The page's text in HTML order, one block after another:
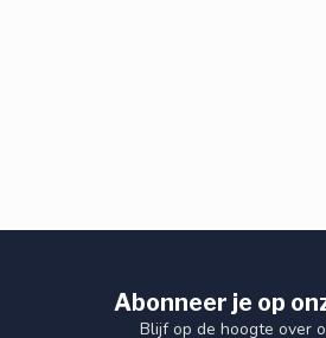
Abonneer je op
Blijf op de hoogte over